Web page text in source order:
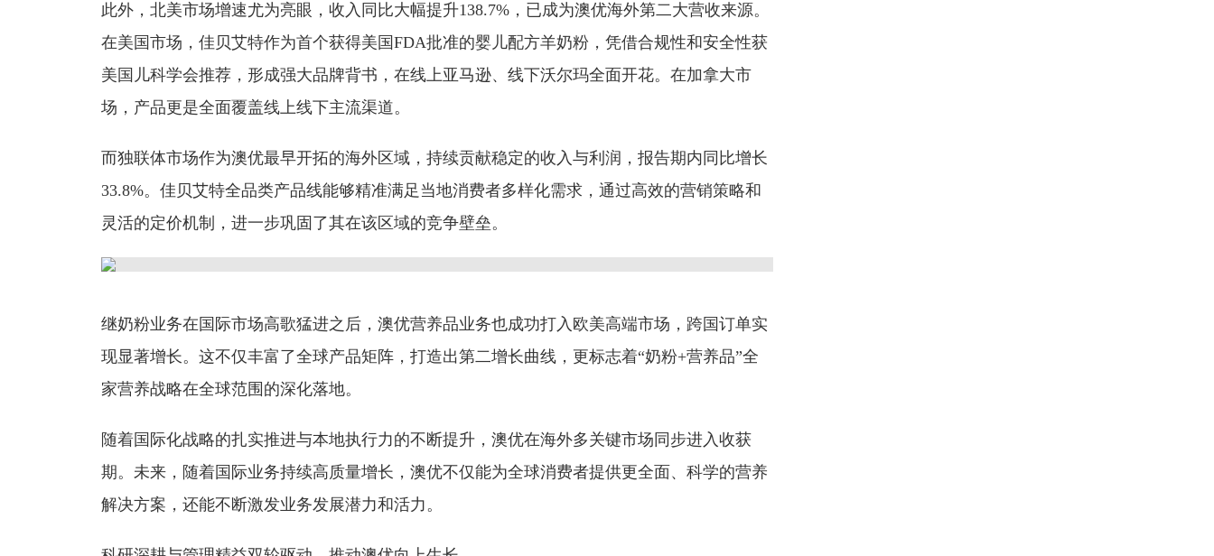
此外，北美市场增速尤为亮眼，收入同比大幅提升138.7%，已成为澳优海外第二大营收来源。
在美国市场，佳贝艾特作为首个获得美国FDA批准的婴儿配方羊奶粉，凭借合规性和安全性获
美国儿科学会推荐，形成强大品牌背书，在线上亚马逊、线下沃尔玛全面开花。在加拿大市
场，产品更是全面覆盖线上线下主流渠道。
而独联体市场作为澳优最早开拓的海外区域，持续贡献稳定的收入与利润，报告期内同比增长
33.8%。佳贝艾特全品类产品线能够精准满足当地消费者多样化需求，通过高效的营销策略和
灵活的定价机制，进一步巩固了其在该区域的竞争壁垒。
继奶粉业务在国际市场高歌猛进之后，澳优营养品业务也成功打入欧美高端市场，跨国订单实
现显著增长。这不仅丰富了全球产品矩阵，打造出第二增长曲线，更标志着“奶粉+营养品”全
家营养战略在全球范围的深化落地。
随着国际化战略的扎实推进与本地执行力的不断提升，澳优在海外多关键市场同步进入收获
期。未来，随着国际业务持续高质量增长，澳优不仅能为全球消费者提供更全面、科学的营养
解决方案，还能不断激发业务发展潜力和活力。